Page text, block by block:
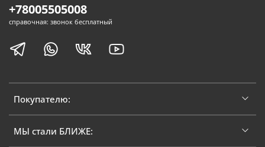
Покупателю:
МЫ стали БЛИЖЕ:
+78005505008
справочная: звонок бесплатный